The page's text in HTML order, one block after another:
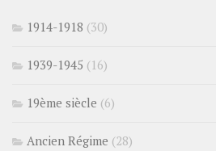
1914-1918 (30)
1939-1945 (16)
19ème siècle (6)
Ancien Régime (28)